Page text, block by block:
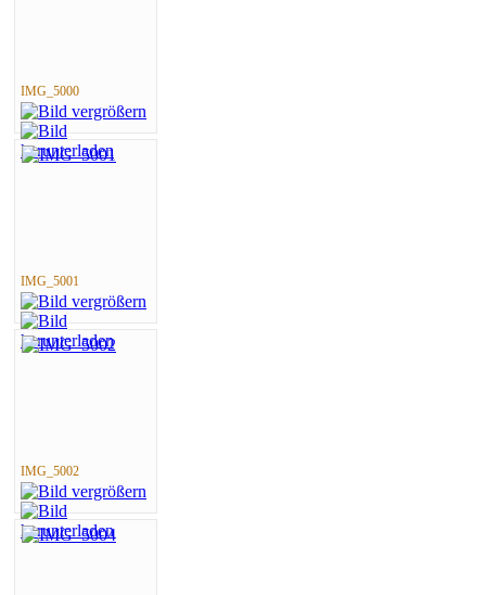
IMG_5000
IMG_5001
IMG_5002